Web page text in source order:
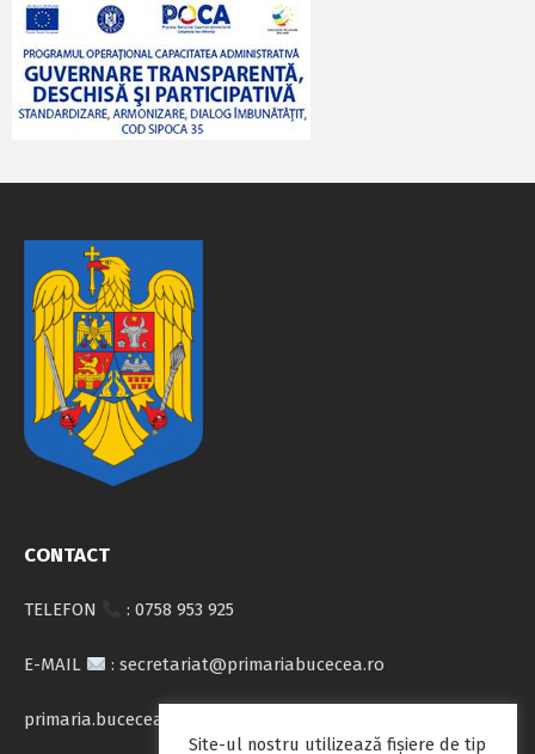
CONTACT
TELEFON : 0758 953 925
E-MAIL : secretariat@primariabucecea.ro
primaria.bucecea@yahoo.com
Site-ul nostru utilizează fişiere de tip